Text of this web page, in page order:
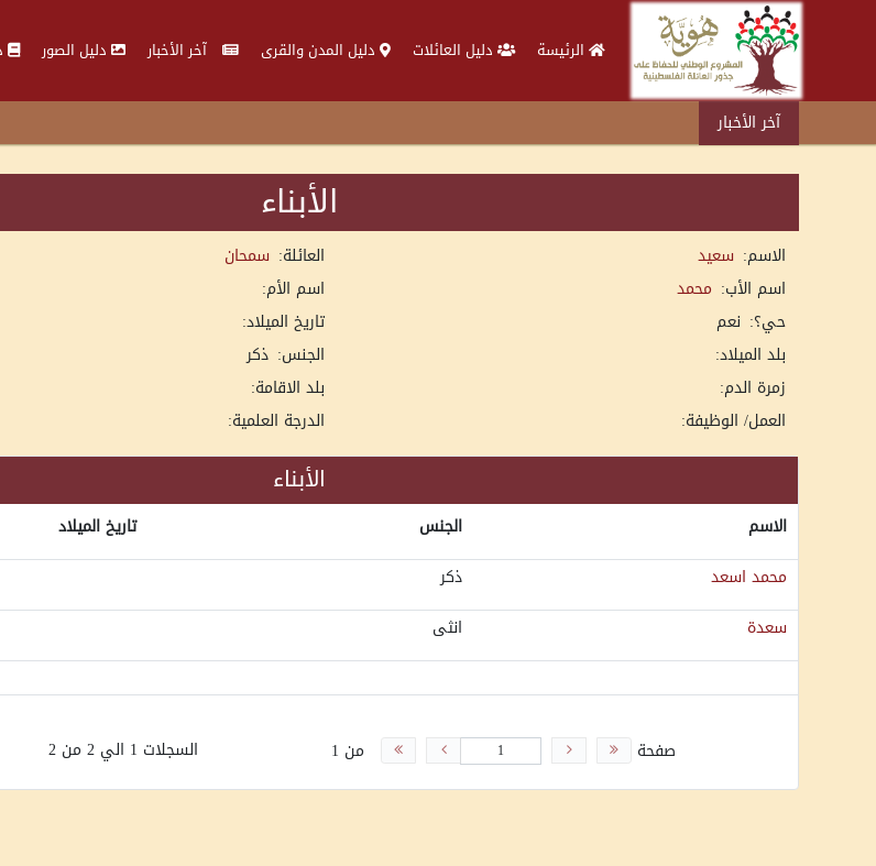
الرئيسة دليل العائلات دليل المدن والقرى آخر الأخبار دليل الصور
آخر الأخبار
الأبناء
الاسم: سعيد العائلة: سمحان
اسم الأب: محمد
اسم الأم:
حي؟: نعم
تاريخ الميلاد:
بلد الميلاد:
الجنس: ذكر
زمرة الدم:
بلد الاقامة:
العمل/ الوظيفة:
الدرجة العلمية:
الأبناء
الاسم الجنس
تاريخ الميلاد
محمد اسعد
ذكر
سعدة
انثى
صفحة من 1 السجلات 1 الي 2 من 2